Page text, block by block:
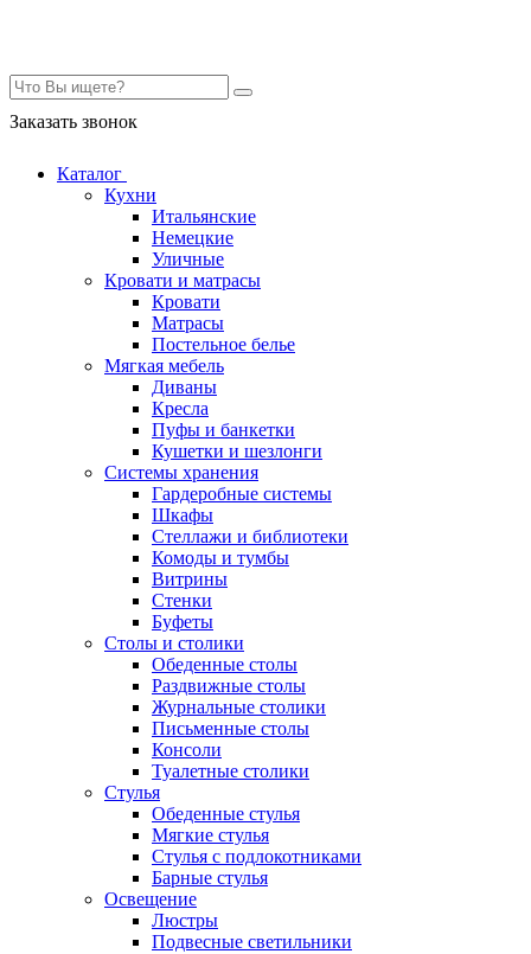
Заказать звонок
Каталог
Кухни
Итальянские
Немецкие
Уличные
Кровати и матрасы
Кровати
Матрасы
Постельное белье
Мягкая мебель
Диваны
Кресла
Пуфы и банкетки
Кушетки и шезлонги
Системы хранения
Гардеробные системы
Шкафы
Стеллажи и библиотеки
Комоды и тумбы
Витрины
Стенки
Буфеты
Столы и столики
Обеденные столы
Раздвижные столы
Журнальные столики
Письменные столы
Консоли
Туалетные столики
Стулья
Обеденные стулья
Мягкие стулья
Стулья с подлокотниками
Барные стулья
Освещение
Люстры
Подвесные светильники